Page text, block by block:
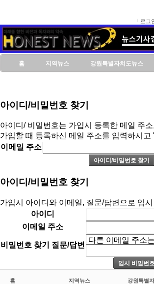
로그
홈 지역뉴스 강원특별자치도뉴스
아이디/비밀번호 찾기
아이디/ 비밀번호는 가입시 등록한 메일 주
가입할 때 등록하신 메일 주소를 입력하시
이메일 주소
아이디/비밀번호 찾기
가입시 아이디와 이메일, 질문/답변으로 임
아이디
이메일 주소
비밀번호 찾기 질문/답변
홈 지역뉴스 강원특별